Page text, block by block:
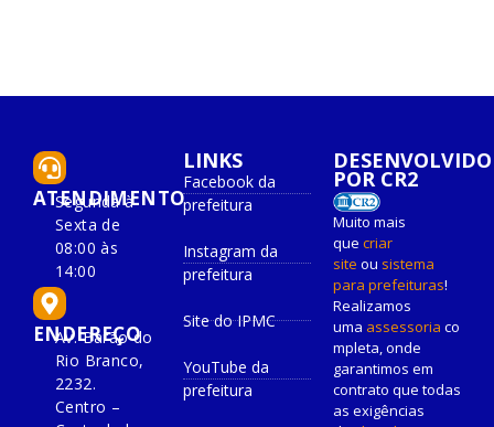
ATENDIMENTO
Segunda à
Sexta de
08:00 às
14:00
ENDEREÇO
Av. Barão do
Rio Branco,
2232.
Centro –
LINKS
Facebook da
prefeitura
Instagram da
prefeitura
Site do IPMC
YouTube da
prefeitura
DESENVOLVIDO
POR CR2
Muito mais
que criar
site ou sistema
para prefeituras!
Realizamos
uma assessoria co
mpleta, onde
garantimos em
contrato que todas
as exigências